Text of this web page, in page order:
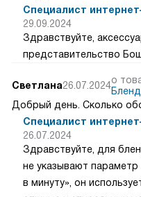
Специалист
29.09.2024
Здравствуйте,
представительство
Светлана26.07.2024о
Добрый день. Сколько
Специалист
26.07.2024
Здравствуйте, для
не указывают
в минуту», он